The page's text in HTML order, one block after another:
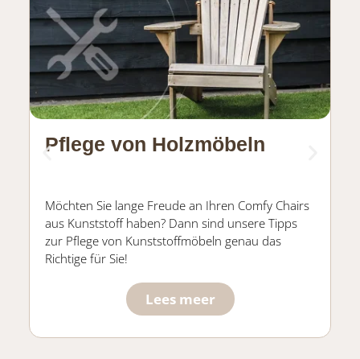
Pflege von Holzmöbeln
Möchten Sie lange Freude an Ihren Comfy Chairs
aus Kunststoff haben? Dann sind unsere Tipps
zur Pflege von Kunststoffmöbeln genau das
Richtige für Sie!
Lees meer